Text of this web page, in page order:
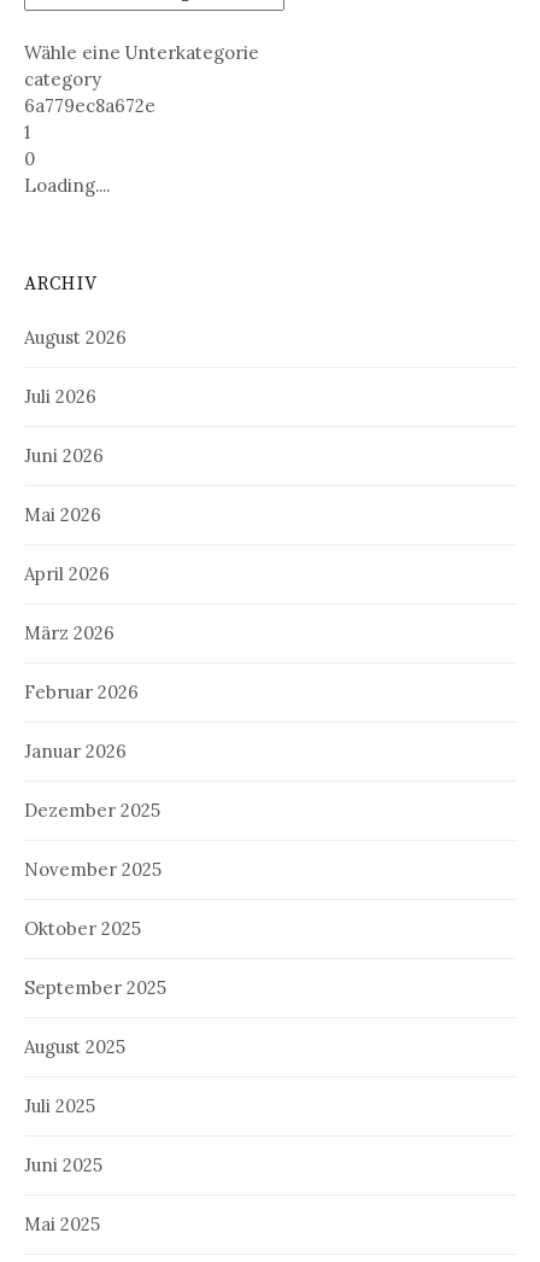
Wähle eine Unterkategorie
category
6a779ec8a672e
1
0
Loading....
ARCHIV
August 2026
Juli 2026
Juni 2026
Mai 2026
April 2026
März 2026
Februar 2026
Januar 2026
Dezember 2025
November 2025
Oktober 2025
September 2025
August 2025
Juli 2025
Juni 2025
Mai 2025